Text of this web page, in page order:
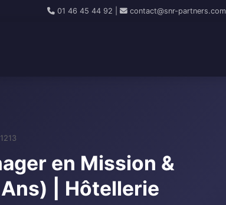
01 46 45 44 92 contact@snr-partners.com
en Mission &
| Hôtellerie